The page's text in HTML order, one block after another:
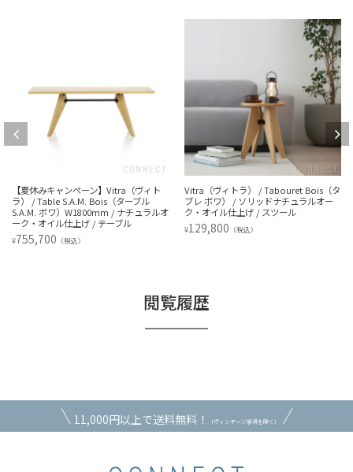
【夏休みキャンペーン】Vitra（ヴィト
ラ） / Table S.A.M. Bois（ターブル
S.A.M. ボワ）W1800mm / ナチュラルオ
ーク・オイル仕上げ / テーブル
¥755,700 （税込）
Vitra（ヴィトラ） / Tabouret Bois（タ
ブレ ボワ） / ソリッドナチュラルオー
ク・オイル仕上げ / スツール
¥129,800 （税込）
閲覧履歴
11,000円以上で送料無料！ （ヴィンテージ家具を除く）